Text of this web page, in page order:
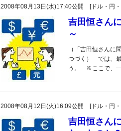
2008年08月13日(水)17:40公開 [ドル・円
吉田恒さん
～
（「吉田恒さん
つづく） では、最
う。 ※ここで、一
2008年08月12日(火)16:09公開 [ドル・円
吉田恒さん